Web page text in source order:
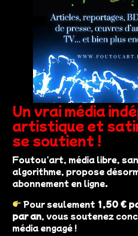
Un vrai média
artistique et
se soutient !
Foutou'art, média libre,
algorithme, propose
abonnement en ligne.
Pour seulement 1,50 €
par an, vous soutenez
média engagé !